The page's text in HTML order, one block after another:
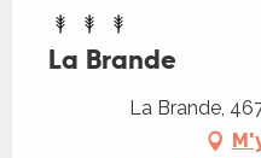
La Brande
La Brande,